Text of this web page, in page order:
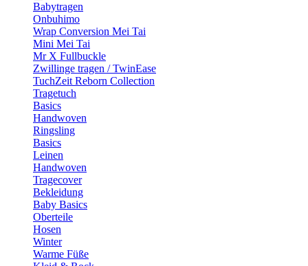
Babytragen
Onbuhimo
Wrap Conversion Mei Tai
Mini Mei Tai
Mr X Fullbuckle
Zwillinge tragen / TwinEase
TuchZeit Reborn Collection
Tragetuch
Basics
Handwoven
Ringsling
Basics
Leinen
Handwoven
Tragecover
Bekleidung
Baby Basics
Oberteile
Hosen
Winter
Warme Füße